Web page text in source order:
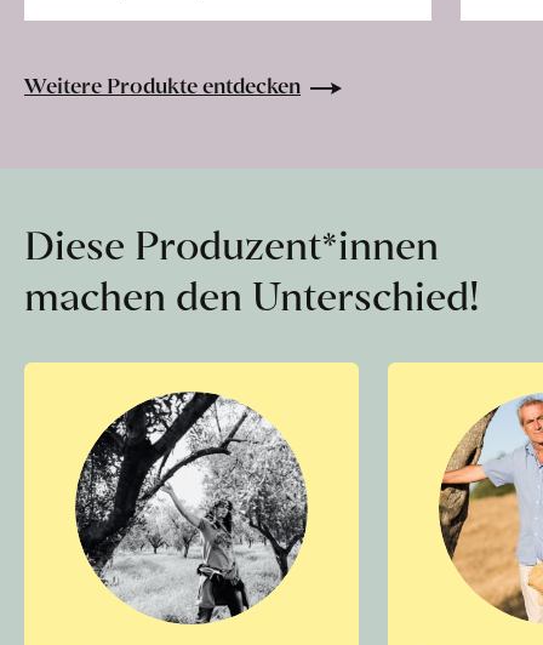
Weitere Produkte entdecken
Diese Produzent*innen
machen den Unterschied!